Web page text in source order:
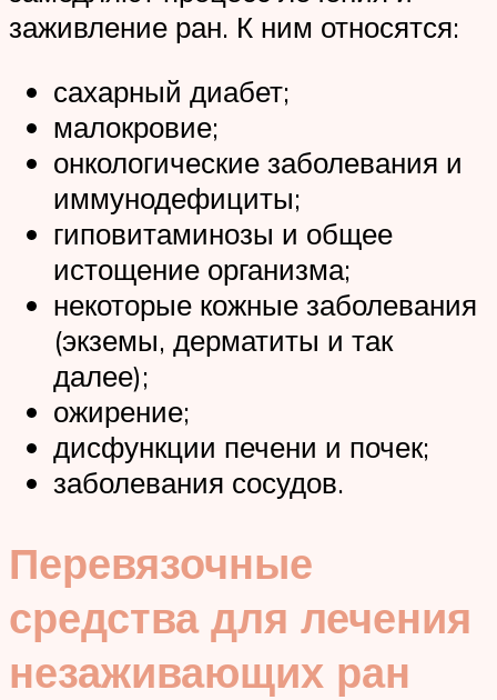
заживление ран. К ним относятся:
сахарный диабет;
малокровие;
онкологические заболевания и
иммунодефициты;
гиповитаминозы и общее
истощение организма;
некоторые кожные заболевания
(экземы, дерматиты и так
далее);
ожирение;
дисфункции печени и почек;
заболевания сосудов.
Перевязочные
средства для лечения
незаживающих ран